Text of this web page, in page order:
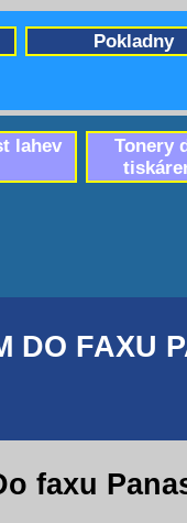
DO FAXU
faxu
Pokladny
Tonery
lahev